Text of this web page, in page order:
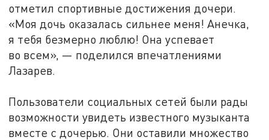
отметил спортивные достижения дочери.
«Моя дочь оказалась сильнее меня! Анечка,
я тебя безмерно люблю! Она успевает
во всем», — поделился впечатлениями
Лазарев.
Пользователи социальных сетей были рады
возможности увидеть известного музыканта
вместе с дочерью. Они оставили множество